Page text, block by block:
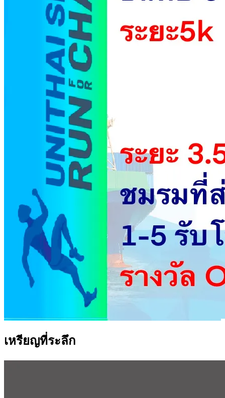
เหรียญที่ระลึก